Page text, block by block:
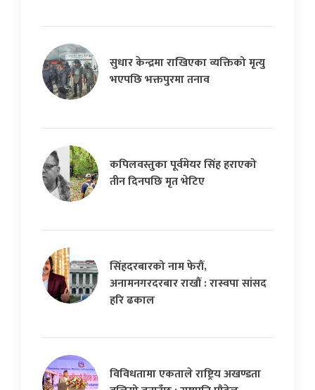
सुधार केन्द्रमा राखिएका व्यक्तिको मृत्यु
भएपछि भक्तपुरमा तनाव
कपिलवस्तुका पूर्वमेयर सिंह हराएको
तीन दिनपछि मृत भेटिए
सिंहदरबारको नाम फेरौं,
अनामनगरदरबार राखौं : रास्वपा सांसद
हरि ढकाल
विविधतामा एकताले राष्ट्रिय अखण्डता